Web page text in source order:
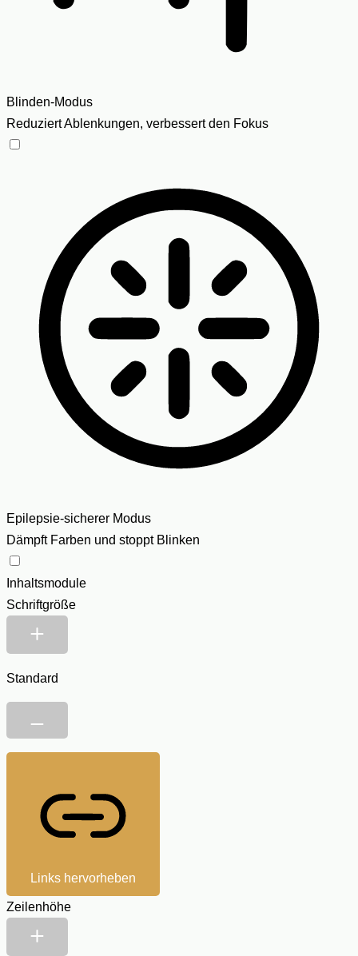
Blinden-Modus
Reduziert Ablenkungen, verbessert den Fokus
Epilepsie-sicherer Modus
Dämpft Farben und stoppt Blinken
Inhaltsmodule
Schriftgröße
Standard
Links hervorheben
Zeilenhöhe